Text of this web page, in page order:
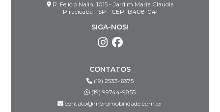
R. Felício Nalin, 1015 - Jardim Maria Claudia
Piracicaba - SP - CEP: 13408-041
SIGA-NOS!
CONTATOS
(19) 2533-6375
(19) 99744-9855
contato@moromobilidade.com.br